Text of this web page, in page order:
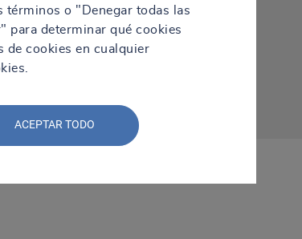
términos o "Denegar todas las
para determinar qué cookies
de cookies en cualquier
ACEPTAR TODO